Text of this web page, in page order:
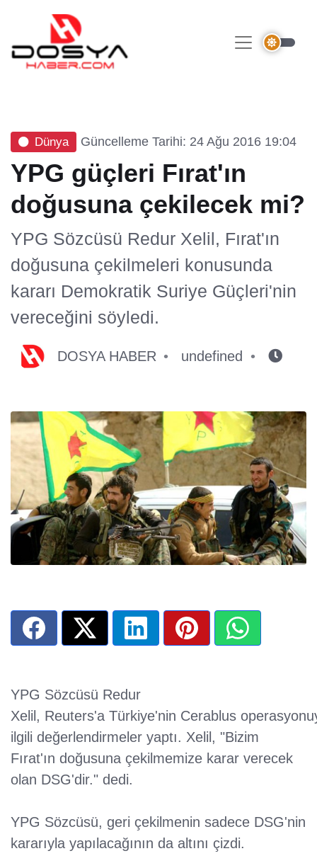
Dünya Güncelleme Tarihi: 24 Ağu 2016 19:04
YPG güçleri Fırat'ın
doğusuna çekilecek mi?
YPG Sözcüsü Redur Xelil, Fırat'ın
doğusuna çekilmeleri konusunda
kararı Demokratik Suriye Güçleri'nin
vereceğini söyledi.
DOSYA HABER undefined
YPG Sözcüsü Redur
Xelil, Reuters'a Türkiye'nin Cerablus
ilgili değerlendirmeler yaptı. Xelil, "Bizim
Fırat'ın doğusuna çekilmemize karar verecek
olan DSG'dir." dedi.
YPG Sözcüsü, geri çekilmenin sadece DSG'nin
kararıyla yapılacağının da altını çizdi.